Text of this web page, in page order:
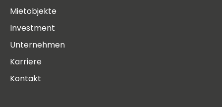
Mietobjekte
Investment
Unternehmen
Karriere
Kontakt